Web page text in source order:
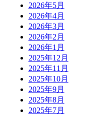
2026年5月
2026年4月
2026年3月
2026年2月
2026年1月
2025年12月
2025年11月
2025年10月
2025年9月
2025年8月
2025年7月